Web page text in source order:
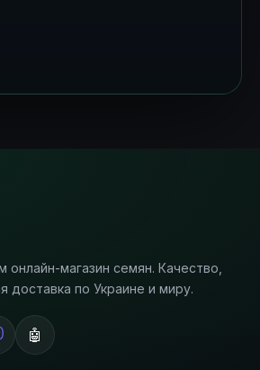
онлайн-магазин семян. Качество,
доставка по Украине и миру.
🤖